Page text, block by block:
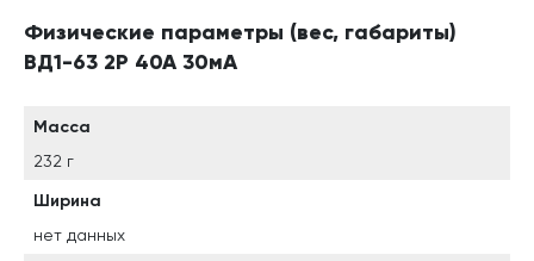
Физические параметры (вес, габариты)
ВД1-63 2Р 40А 30мА
Масса
232 г
Ширина
нет данных